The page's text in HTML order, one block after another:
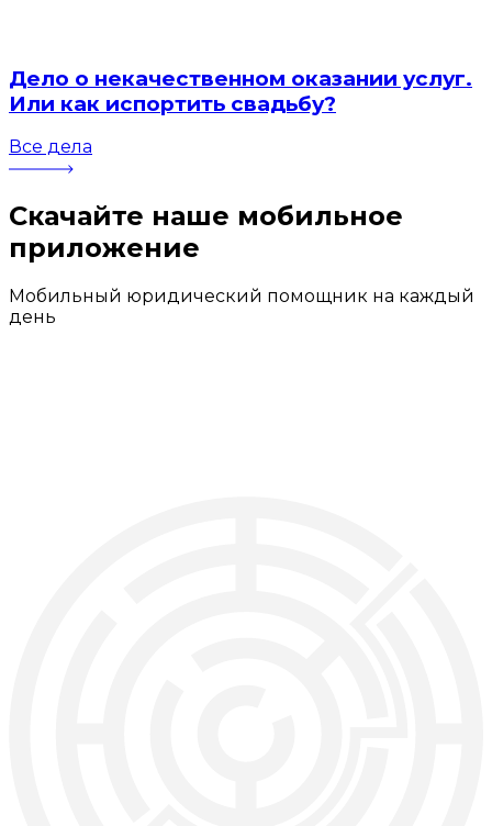
Дело о некачественном оказании услуг.
Или как испортить свадьбу?
Все дела
Скачайте наше мобильное
приложение
Мобильный юридический помощник на каждый
день